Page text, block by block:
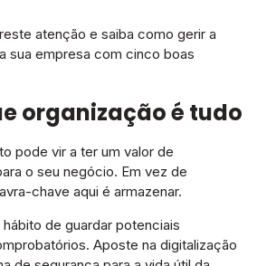
atenção e saiba como gerir a
sua empresa com cinco boas
organização é tudo
pode vir a ter um valor de
o seu negócio. Em vez de
chave aqui é armazenar.
de guardar potenciais
Aposte na digitalização